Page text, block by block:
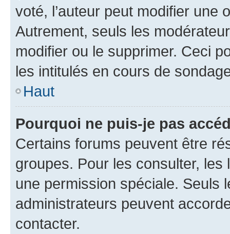
voté, l’auteur peut modifier une
Autrement, seuls les
modifier ou le supprimer. Ceci
les intitulés en cours de
Haut
Pourquoi ne puis-je pas
Certains forums peuvent être
groupes. Pour les consulter,
une permission spéciale. Seuls
administrateurs peuvent
contacter.